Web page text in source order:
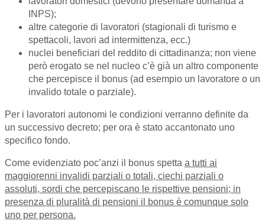
INPS);
altre categorie di lavoratori (stagionali di turismo e
spettacoli, lavori ad intermittenza, ecc.)
nuclei beneficiari del reddito di cittadinanza; non viene
però erogato se nel nucleo c’è già un altro componente
che percepisce il bonus (ad esempio un lavoratore o un
invalido totale o parziale).
Per i lavoratori autonomi le condizioni verranno definite da
un successivo decreto; per ora è stato accantonato uno
specifico fondo.
Come evidenziato poc’anzi il bonus spetta a tutti ai
maggiorenni invalidi parziali o totali, ciechi parziali o
assoluti, sordi che percepiscano le rispettive pensioni; in
presenza di pluralità di pensioni il bonus è comunque solo
uno per persona.